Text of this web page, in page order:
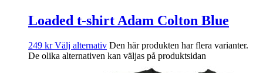
Loaded t-shirt Adam Colton Blue
249 kr Välj alternativ Den här produkten har flera varianter.
De olika alternativen kan väljas på produktsidan